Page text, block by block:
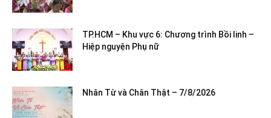
TP.HCM – Khu vực 6: Chương trình Bồi linh –
Hiệp nguyện Phụ nữ
Nhân Từ và Chân Thật – 7/8/2026